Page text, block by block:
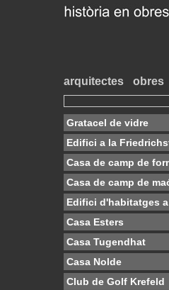
arquitectes obres
Gratacel de vidre
Edifici a la
Casa de camp de
Casa de camp de
Edifici d'habitatges
Casa Esters
Casa Tugendhat
Casa Nolde
Club de Golf Krefeld